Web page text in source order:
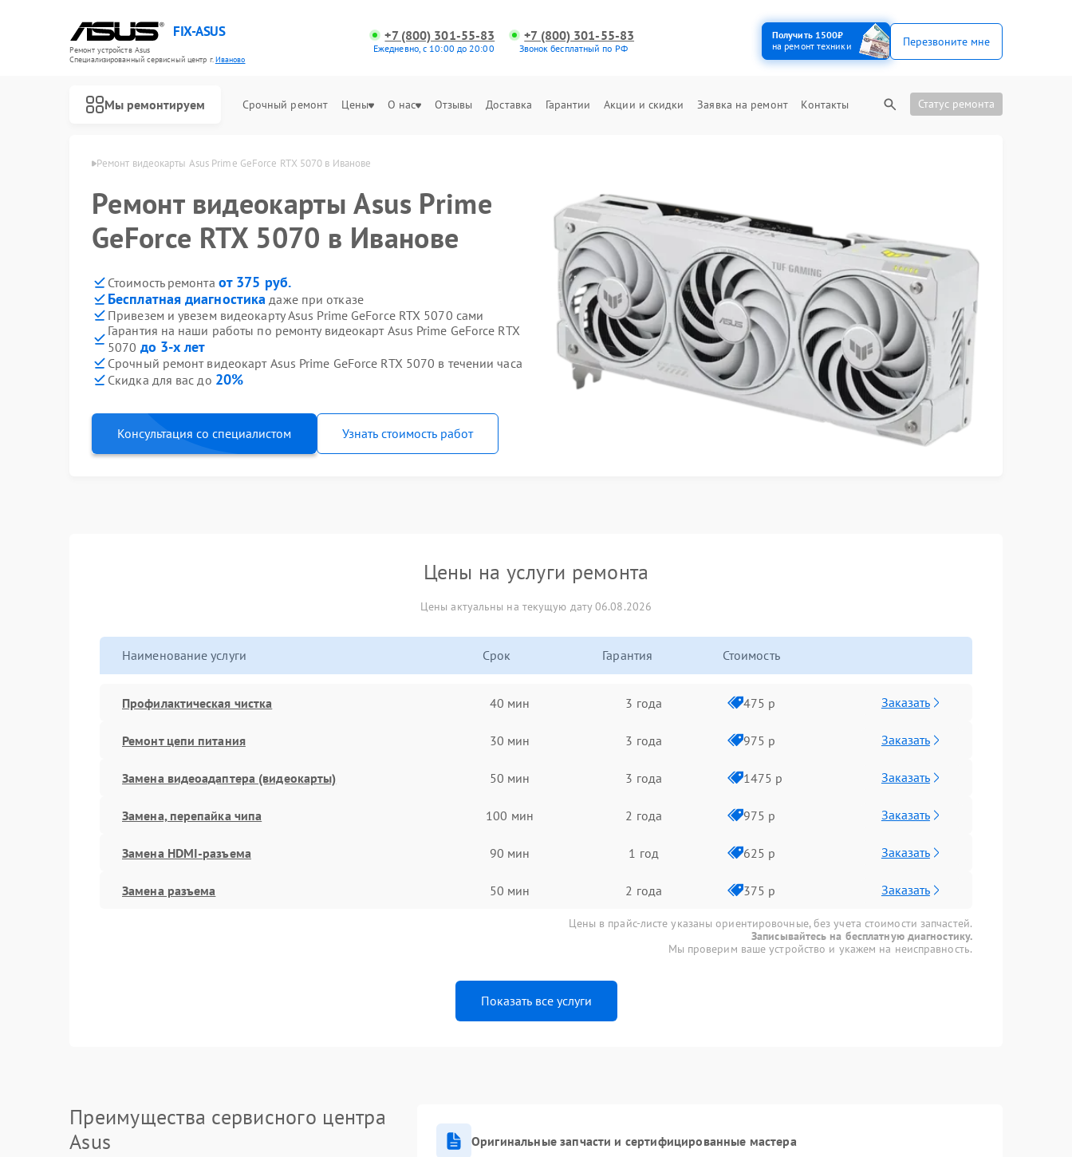
FIX-ASUS
Ремонт устройств Asus
Специализированный cервисный центр г.Иваново
+7 (800) 301-55-83
Ежедневно, с 10:00 до 20:00
+7 (800) 301-55-83
Звонок бесплатный по РФ
Получить 1500₽
на ремонт техники
Перезвоните мне
Мы ремонтируем Срочный ремонт Цены О нас Отзывы Доставка Гарантии Акции и скидки Заявка на ремонт Контакты Статус ремонта
Ремонт видеокарты Asus Prime GeForce RTX 5070 в Иванове
Ремонт видеокарты Asus Prime
GeForce RTX 5070 в Иванове
Стоимость ремонта от 375 руб.
Бесплатная диагностика даже при отказе
Привезем и увезем видеокарту Asus Prime GeForce RTX 5070 сами
Гарантия на наши работы по ремонту видеокарт Asus Prime GeForce RTX
5070 до 3-х лет
Срочный ремонт видеокарт Asus Prime GeForce RTX 5070 в течении часа
Скидка для вас до 20%
Консультация со специалистом Узнать стоимость работ
Цены на услуги ремонта
Цены актуальны на текущую дату 06.08.2026
Наименование услуги Срок Гарантия Стоимость
Профилактическая чистка 40 мин 3 года 475 р Заказать
Ремонт цепи питания 30 мин 3 года 975 р Заказать
Замена видеоадаптера (видеокарты) 50 мин 3 года 1475 р Заказать
Замена, перепайка чипа 100 мин 2 года 975 р Заказать
Замена HDMI-разъема 90 мин 1 год 625 р Заказать
Замена разъема 50 мин 2 года 375 р Заказать
Цены в прайс-листе указаны ориентировочные, без учета стоимости запчастей.
Записывайтесь на бесплатную диагностику.
Мы проверим ваше устройство и укажем на неисправность.
Показать все услуги
Преимущества сервисного центра
Asus
Оригинальные запчасти и сертифицированные мастера